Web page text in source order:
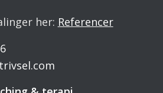
her: Referencer